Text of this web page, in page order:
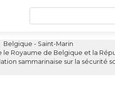
Belgique - Saint-Marin
le Royaume de Belgique et la
sammarinaise sur la sécurité